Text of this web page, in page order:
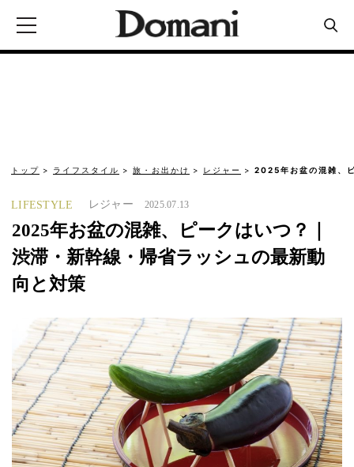
トップ ライフスタイル 旅・お出かけ レジャー 2025年お盆の混雑、
LIFESTYLE レジャー 2025.07.13
2025年お盆の混雑、ピークはいつ？｜
渋滞・新幹線・帰省ラッシュの最新動
向と対策